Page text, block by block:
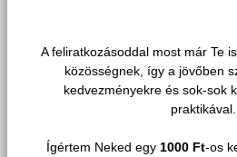
A feliratkozásoddal most már Te
közösségnek, így a jövőben
kedvezményekre és sok-sok
praktikával.
Ígértem Neked egy 1000 Ft-os